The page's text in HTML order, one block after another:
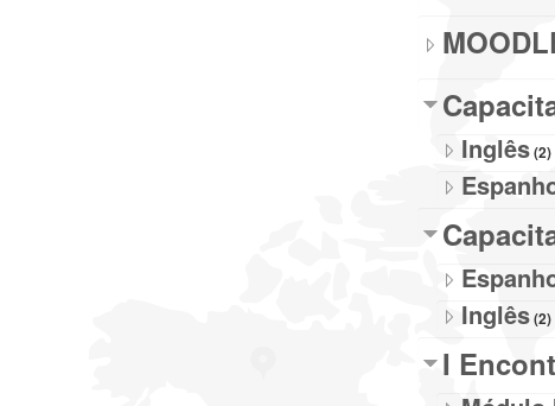
Inglês(2)
Inglês(2)
I